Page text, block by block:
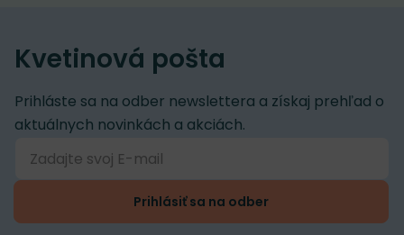
Kvetinová pošta
Prihláste sa na odber newslettera a získaj prehľad o
aktuálnych novinkách a akciách.
Prihlásiť sa na odber